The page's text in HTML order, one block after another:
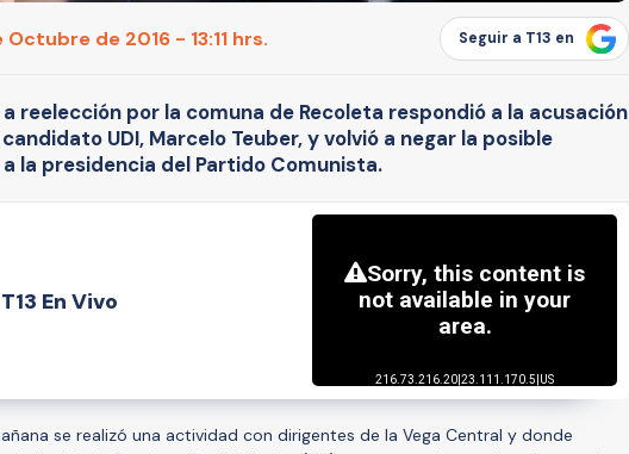
Octubre de 2016 - 13:11 hrs. Seguir a T13 en
reelección por la comuna de Recoleta respondió a la acusación
UDI, Marcelo Teuber, y volvió a negar la posible
la presidencia del Partido Comunista.
T13 En Vivo
se realizó una actividad con dirigentes de la Vega Central y donde